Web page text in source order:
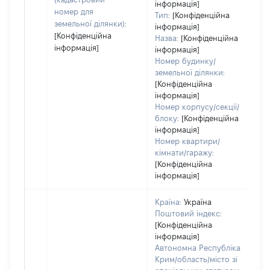
номер для
земельної ділянки):
[Конфіденційна
інформація]
інформація]
Тип: [Конфіденційна
інформація]
Назва: [Конфіденційна
інформація]
Номер будинку/
земельної ділянки:
[Конфіденційна
інформація]
Номер корпусу/секції/
блоку: [Конфіденційна
інформація]
Номер квартири/
кімнати/гаражу:
[Конфіденційна
інформація]
Країна: Україна
Поштовий індекс:
[Конфіденційна
інформація]
Автономна Республіка
Крим/область/місто зі